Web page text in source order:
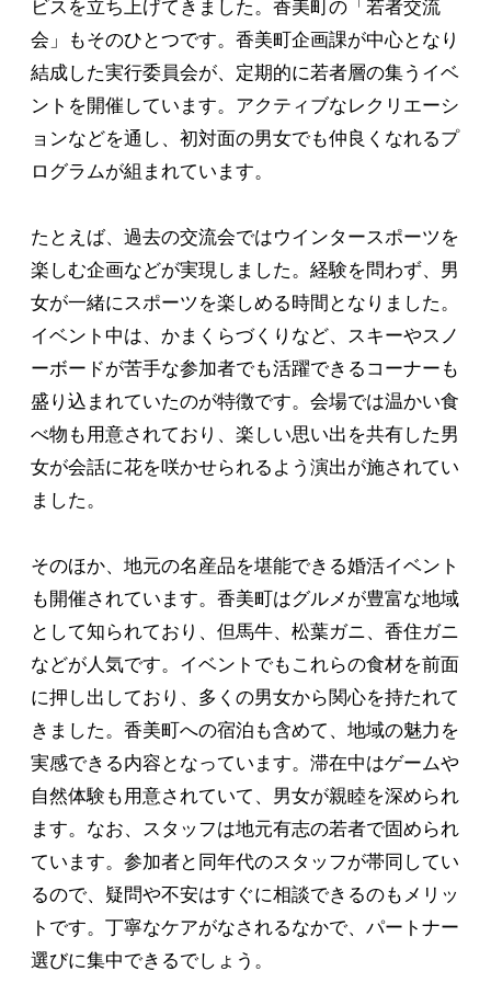
ビスを立ち上げてきました。香美町の「若者交流
会」もそのひとつです。香美町企画課が中心となり
結成した実行委員会が、定期的に若者層の集うイベ
ントを開催しています。アクティブなレクリエーシ
ョンなどを通し、初対面の男女でも仲良くなれるプ
ログラムが組まれています。
たとえば、過去の交流会ではウインタースポーツを
楽しむ企画などが実現しました。経験を問わず、男
女が一緒にスポーツを楽しめる時間となりました。
イベント中は、かまくらづくりなど、スキーやスノ
ーボードが苦手な参加者でも活躍できるコーナーも
盛り込まれていたのが特徴です。会場では温かい食
べ物も用意されており、楽しい思い出を共有した男
女が会話に花を咲かせられるよう演出が施されてい
ました。
そのほか、地元の名産品を堪能できる婚活イベント
も開催されています。香美町はグルメが豊富な地域
として知られており、但馬牛、松葉ガニ、香住ガニ
などが人気です。イベントでもこれらの食材を前面
に押し出しており、多くの男女から関心を持たれて
きました。香美町への宿泊も含めて、地域の魅力を
実感できる内容となっています。滞在中はゲームや
自然体験も用意されていて、男女が親睦を深められ
ます。なお、スタッフは地元有志の若者で固められ
ています。参加者と同年代のスタッフが帯同してい
るので、疑問や不安はすぐに相談できるのもメリッ
トです。丁寧なケアがなされるなかで、パートナー
選びに集中できるでしょう。